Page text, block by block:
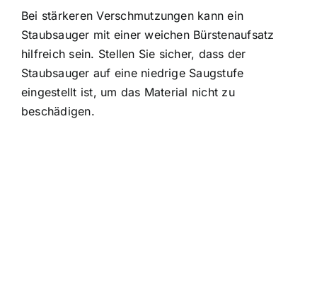
Bei stärkeren Verschmutzungen kann ein
Staubsauger mit einer weichen Bürstenaufsatz
hilfreich sein. Stellen Sie sicher, dass der
Staubsauger auf eine niedrige Saugstufe
eingestellt ist, um das Material nicht zu
beschädigen.